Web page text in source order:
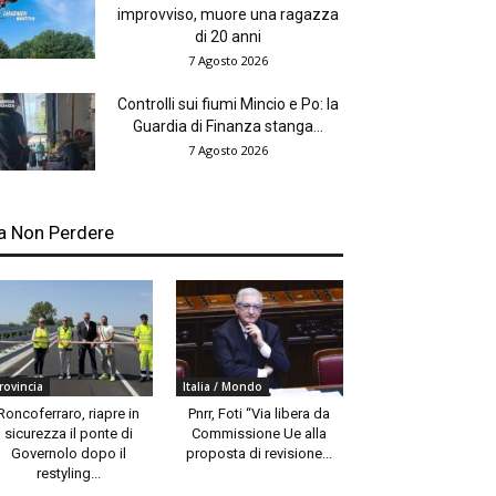
improvviso, muore una ragazza
di 20 anni
7 Agosto 2026
Controlli sui fiumi Mincio e Po: la
Guardia di Finanza stanga...
7 Agosto 2026
Non Perdere
riapre in
sicurezza il ponte di
Governolo dopo il
restyling...
Italia / Mondo
Pnrr, Foti “Via libera da
Commissione Ue alla
proposta di revisione...